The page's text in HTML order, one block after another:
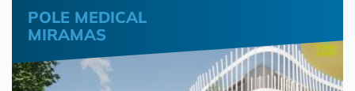
POLE MEDICAL
MIRAMAS